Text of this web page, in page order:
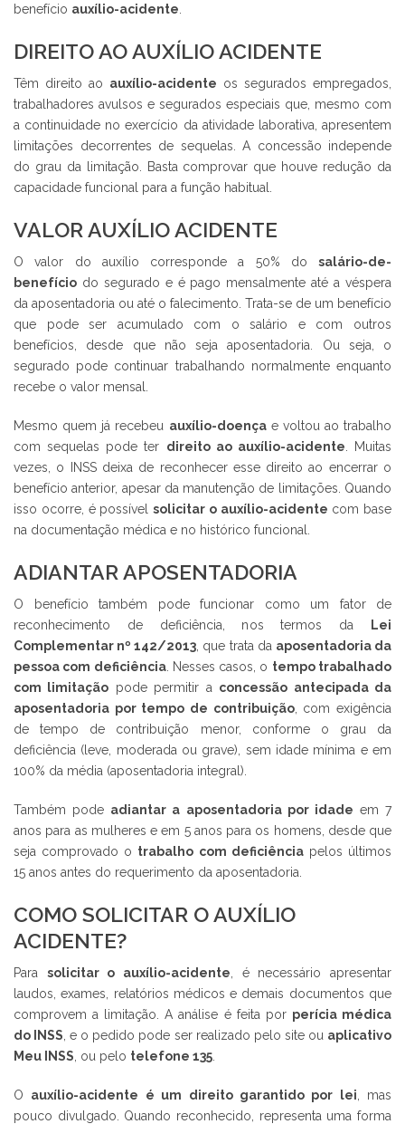
benefício auxílio-acidente
DIREITO AO AUXÍLIO ACIDENTE
Têm direito ao auxílio-acidente os segurados empregados,
trabalhadores avulsos e segurados especiais que, mesmo com
a continuidade no exercício da atividade laborativa, apresentem
limitações decorrentes de sequelas. A concessão independe
do grau da limitação. Basta comprovar que houve redução da
capacidade funcional para a função habitual.
VALOR AUXÍLIO ACIDENTE
O valor do auxílio corresponde a 50% do salário-de-
benefício do segurado e é pago mensalmente até a véspera
da aposentadoria ou até o falecimento. Trata-se de um benefício
que pode ser acumulado com o salário e com outros
benefícios, desde que não seja aposentadoria. Ou seja, o
segurado pode continuar trabalhando normalmente enquanto
recebe o valor mensal.
Mesmo quem já recebeu auxílio-doençae voltou ao trabalho
com sequelas pode ter direito ao auxílio-acidente . Muitas
vezes, o INSS deixa de reconhecer esse direito ao encerrar o
benefício anterior, apesar da manutenção de limitações. Quando
isso ocorre, é possível solicitar o auxílio-acidente com base
na documentação médica e no histórico funcional.
ADIANTAR APOSENTADORIA
O benefício também pode funcionar como um fator de
reconhecimento de deficiência, nos termos da
Lei
Complementar nº 142/2013 , que trata da aposentadoria da
pessoa com deficiência. Nesses casos, o tempo trabalhado
com limitação pode permitir a concessão antecipada da
aposentadoria por tempo de contribuição, com exigência
de tempo de contribuição menor, conforme o grau da
deficiência (leve, moderada ou grave), sem idade mínima e em
100% da média (aposentadoria integral).
Também pode adiantar a aposentadoria por idade em 7
anos para as mulheres e em 5 anos para os homens, desde que
seja comprovado o trabalho com deficiênciapelos últimos
15 anos antes do requerimento da aposentadoria.
COMO SOLICITAR O AUXÍLIO
ACIDENTE?
Para solicitar o auxílio-acidente , é necessário apresentar
laudos, exames, relatórios médicos e demais documentos que
comprovem a limitação. A análise é feita por perícia médica
do INSS , e o pedido pode ser realizado pelo site ou aplicativo
Meu INSS , ou pelo telefone 135
O auxílio-acidente é um direito garantido por lei , mas
pouco divulgado. Quando reconhecido, representa uma forma